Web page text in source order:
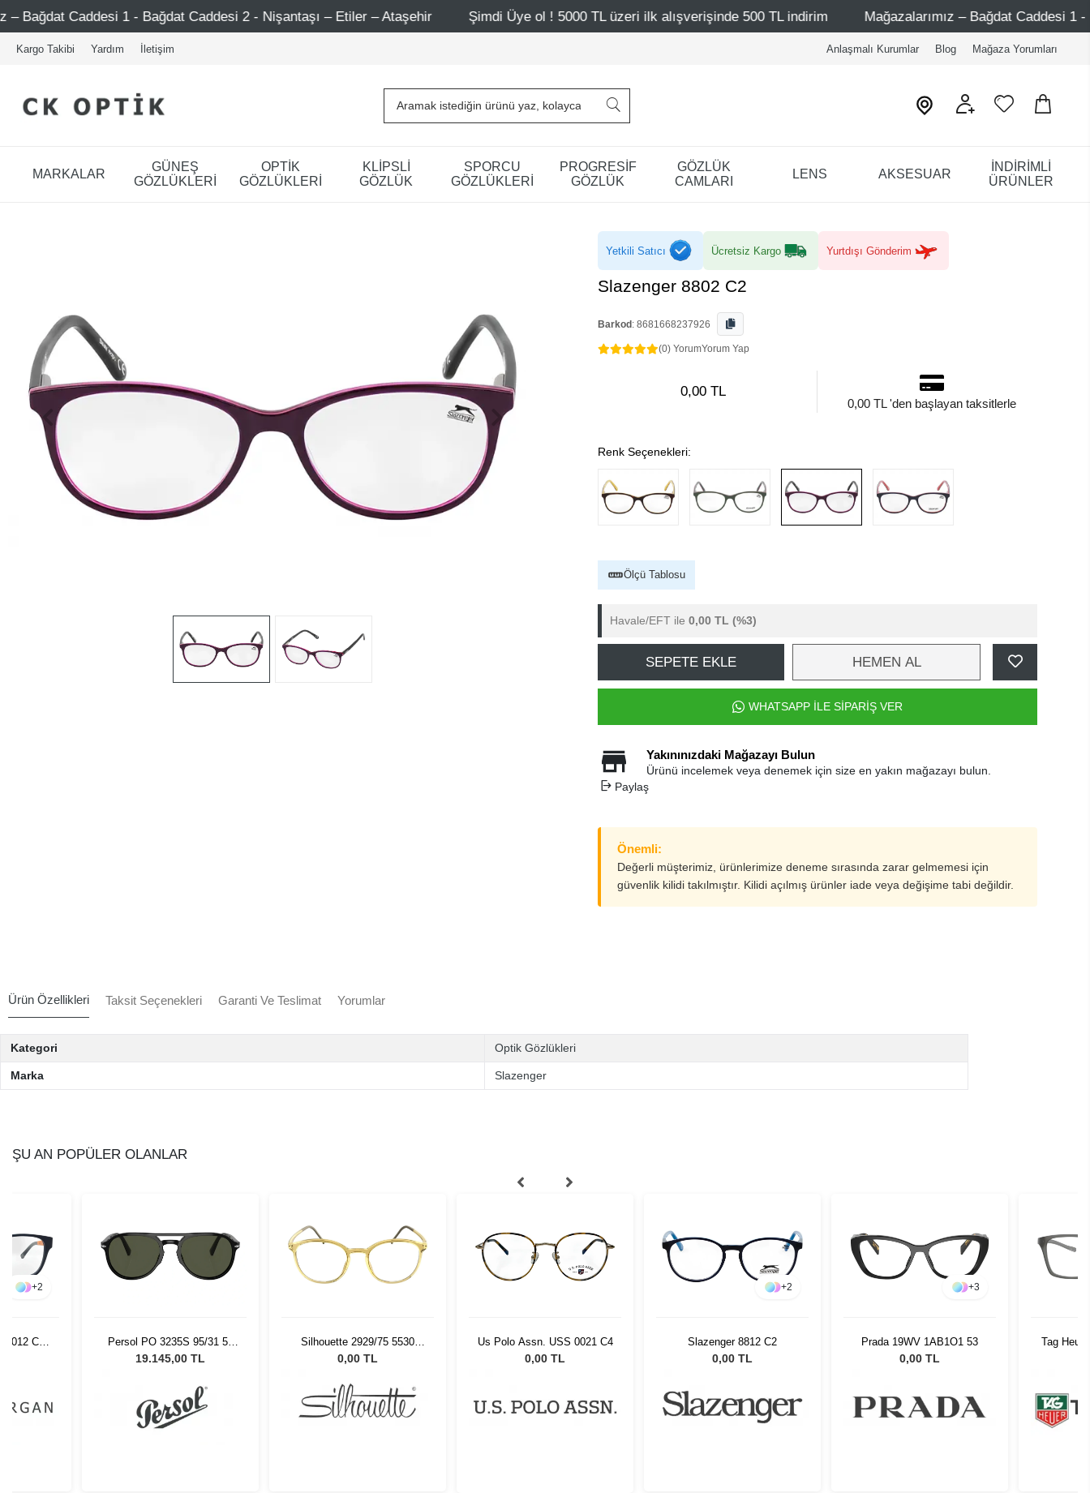
1 - Bağdat Caddesi 2 - Nişantaşı – Etiler – Ataşehir Şimdi Üye ol ! 5000 TL üzeri ilk alışverişinde 500 TL indirim Mağazalarımız – Bağdat Caddesi 1 - Bağdat
Kargo Takibi Yardım İletişim Anlaşmalı Kurumlar Blog Mağaza Yorumları
MARKALAR
GÜNEŞ
GÖZLÜKLERİ
OPTİK
GÖZLÜKLERİ
KLİPSLİ
GÖZLÜK
SPORCU
GÖZLÜKLERİ
PROGRESİF
GÖZLÜK
GÖZLÜK
CAMLARI
LENS AKSESUAR
İNDİRİMLİ
ÜRÜNLER
Yetkili Satıcı Ücretsiz Kargo Yurtdışı Gönderim
Slazenger 8802 C2
Barkod : 8681668237926
(0) YorumYorum Yap
0,00 TL
0,00 TL 'den başlayan taksitlerle
Renk Seçenekleri:
Ölçü Tablosu
Havale/EFT ile 0,00 TL (%3)
SEPETE EKLE HEMEN AL
WHATSAPP İLE SİPARİŞ VER
Yakınınızdaki Mağazayı Bulun
Ürünü incelemek veya denemek için size en yakın mağazayı bulun.
Paylaş
Önemli:
Değerli müşterimiz, ürünlerimize deneme sırasında zarar gelmemesi için
güvenlik kilidi takılmıştır. Kilidi açılmış ürünler iade veya değişime tabi değildir.
Ürün Özellikleri Taksit Seçenekleri Garanti Ve Teslimat Yorumlar
Kategori Optik Gözlükleri
Marka Slazenger
ŞU AN POPÜLER OLANLAR
+2
C05
Persol PO 3235S 95/31 55
Unisex Güneş Gözlüğü
19.145,00 TL
Silhouette 2929/75 5530
51/19
0,00 TL
Us Polo Assn. USS 0021 C4
0,00 TL
+2
Slazenger 8812 C2
0,00 TL
+3
Prada 19WV 1AB1O1 53
0,00 TL
Tag